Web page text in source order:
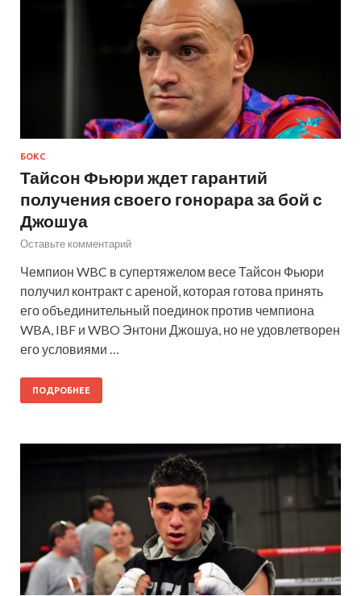
БОКС
Тайсон Фьюри ждет гарантий
получения своего гонорара за бой с
Джошуа
Оставьте комментарий
Чемпион WBC в супертяжелом весе Тайсон Фьюри
получил контракт с ареной, которая готова принять
его объединительный поединок против чемпиона
WBA, IBF и WBO Энтони Джошуа, но не удовлетворен
его условиями …
ПОДРОБНЕЕ